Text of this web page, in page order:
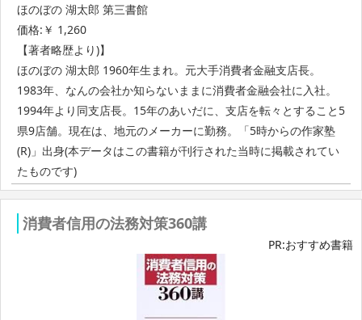
ほのぼの 湖太郎 第三書館
価格:￥ 1,260
【著者略歴より)】
ほのぼの 湖太郎 1960年生まれ。元大手消費者金融支店長。
1983年、なんの会社か知らないままに消費者金融会社に入社。
1994年より同支店長。15年のあいだに、支店を転々とすること5
県9店舗。現在は、地元のメーカーに勤務。「5時からの作家塾
(R)」出身(本データはこの書籍が刊行された当時に掲載されてい
たものです)
消費者信用の法務対策360講
PR:おすすめ書籍